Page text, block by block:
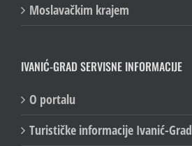
Moslavačkim krajem
IVANIĆ-GRAD SERVISNE INFORMACIJE
O portalu
Turističke informacije Ivanić-Grad